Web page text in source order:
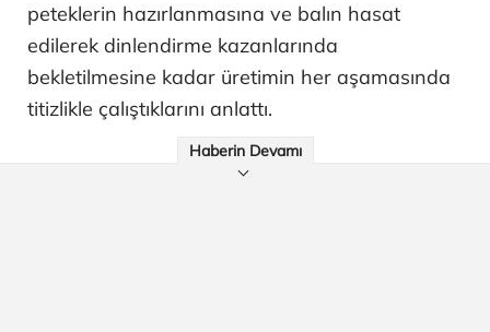
peteklerin hazırlanmasına ve balın hasat
edilerek dinlendirme kazanlarında
bekletilmesine kadar üretimin her aşamasında
titizlikle çalıştıklarını anlattı.
Haberin Devamı